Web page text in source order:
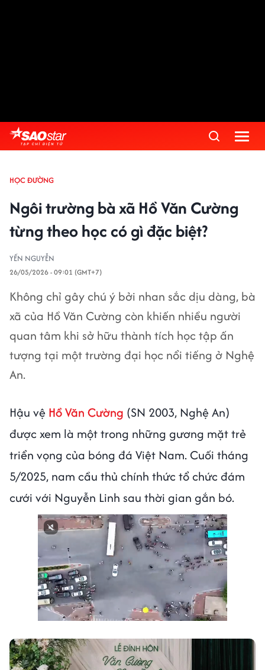
HỌC ĐƯỜNG
Ngôi trường bà xã Hồ Văn Cường
từng theo học có gì đặc biệt?
YẾN NGUYỄN
26/05/2026 - 09:01 (GMT+7)
Không chỉ gây chú ý bởi nhan sắc dịu dàng, bà
xã của Hồ Văn Cường còn khiến nhiều người
quan tâm khi sở hữu thành tích học tập ấn
tượng tại một trường đại học nổi tiếng ở Nghệ
An.
Hậu vệ Hồ Văn Cường (SN 2003, Nghệ An)
được xem là một trong những gương mặt trẻ
triển vọng của bóng đá Việt Nam. Cuối tháng
5/2025, nam cầu thủ chính thức tổ chức đám
cưới với Nguyễn Linh sau thời gian gắn bó.